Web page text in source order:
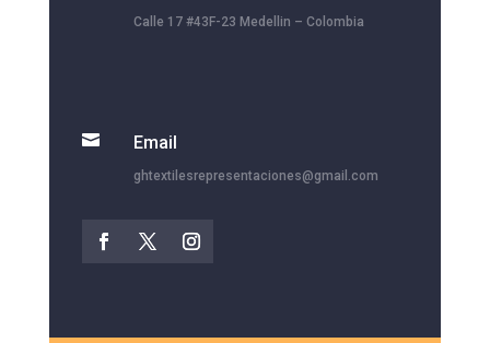
Calle 17 #43F-23 Medellin – Colombia
 Email
ghtextilesrepresentaciones@gmail.com